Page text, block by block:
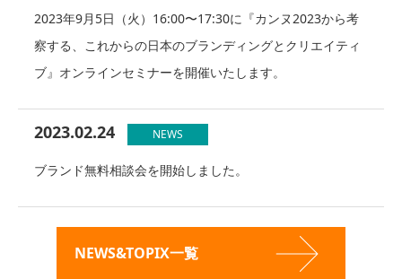
2023年9月5日（火）16:00〜17:30に『カンヌ2023から考
察する、これからの日本のブランディングとクリエイティ
ブ』オンラインセミナーを開催いたします。
2023.02.24 NEWS
ブランド無料相談会を開始しました。
NEWS&TOPIX一覧